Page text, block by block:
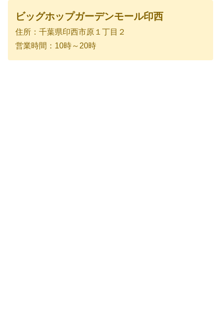
ビッグホップガーデンモール印西
住所：千葉県印西市原１丁目２
営業時間：10時～20時